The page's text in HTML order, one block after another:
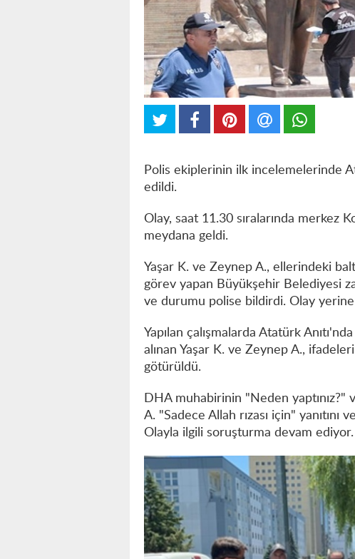
Polis ekiplerinin ilk incelemelerinde
edildi.
Olay, saat 11.30 sıralarında merkez
meydana geldi.
Yaşar K. ve Zeynep A., ellerindeki
görev yapan Büyükşehir Belediyesi
ve durumu polise bildirdi. Olay
Yapılan çalışmalarda Atatürk
alınan Yaşar K. ve Zeynep A.,
götürüldü.
DHA muhabirinin "Neden yaptınız?"
A. "Sadece Allah rızası için" yanıtını
Olayla ilgili soruşturma devam ediyor.